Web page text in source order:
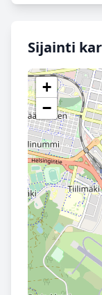
Sijainti
+
−